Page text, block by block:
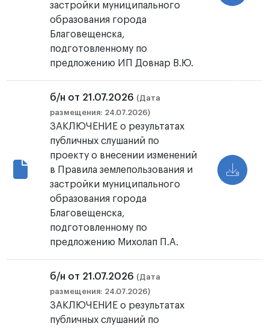
застройки муниципального
образования города
Благовещенска,
подготовленному по
предложению ИП Довнар В.Ю.
б/н от 21.07.2026 (Дата
размещения: 24.07.2026)
ЗАКЛЮЧЕНИЕ о результатах
публичных слушаний по
проекту о внесении изменений
в Правила землепользования и
застройки муниципального
образования города
Благовещенска,
подготовленному по
предложению Михолап П.А.
б/н от 21.07.2026 (Дата
размещения: 24.07.2026)
ЗАКЛЮЧЕНИЕ о результатах
публичных слушаний по